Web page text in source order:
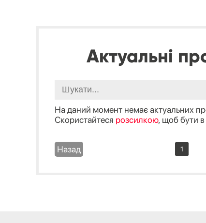
Актуальні
На даний момент немає актуальних
Скористайтеся розсилкою, щоб бути в
Назад 1